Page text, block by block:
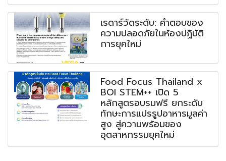
เรดาร์วัดระดับ: คำตอบของ
ความปลอดภัยในห้องปฏิบัติ
การยุคใหม่
Food Focus Thailand x
BOI STEM++ เปิด 5
หลักสูตรอบรมฟรี ยกระดับ
ทักษะการแปรรูปอาหารมูลค่า
สูง สู่ความพร้อมของ
อุตสาหกรรมยุคใหม่